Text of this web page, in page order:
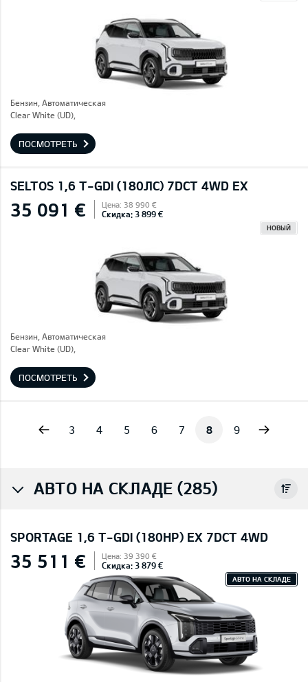
Бензин, Автоматическая
Clear White (UD),
ПОСМОТРЕТЬ
SELTOS 1,6 T-GDI (180ЛС) 7DCT 4WD EX
35 091 € Цена: 38 990 €
Скидка: 3 899 €
НОВЫЙ
Бензин, Автоматическая
Clear White (UD),
ПОСМОТРЕТЬ
3 4 5 6 7 8 9
АВТО НА СКЛАДЕ (285)
SPORTAGE 1,6 T-GDI (180HP) EX 7DCT 4WD
35 511 € Цена: 39 390 €
Скидка: 3 879 €
АВТО НА СКЛАДЕ